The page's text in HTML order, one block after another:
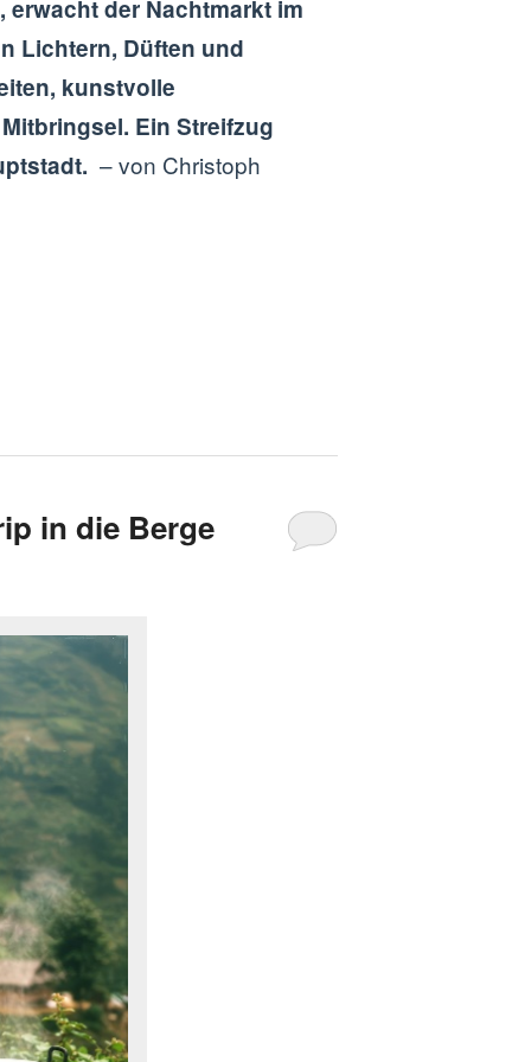
der Nachtmarkt im
Lichtern, Düften und
kunstvolle
Ein Streifzug
– von Christoph
in die Berge